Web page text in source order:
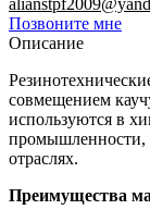
Позвоните мне
Описание
совмещением
используются в
промышленности,
отраслях.
Преимущества